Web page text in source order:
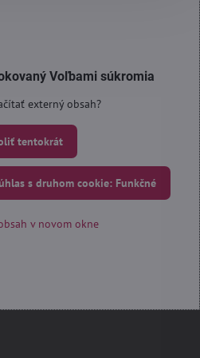
Voľbami súkromia
externý obsah?
tentokrát
s druhom cookie: Funkčné
v novom okne